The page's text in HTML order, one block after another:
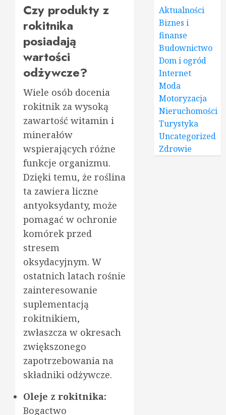
Czy produkty z
rokitnika
posiadają
wartości
odżywcze?
Wiele osób docenia
rokitnik za wysoką
zawartość witamin i
minerałów
wspierających różne
funkcje organizmu.
Dzięki temu, że roślina
ta zawiera liczne
antyoksydanty, może
pomagać w ochronie
komórek przed
stresem
oksydacyjnym. W
ostatnich latach rośnie
zainteresowanie
suplementacją
rokitnikiem,
zwłaszcza w okresach
zwiększonego
zapotrzebowania na
składniki odżywcze.
Oleje z rokitnika:
Bogactwo
Aktualności
Biznes i
finanse
Budownictwo
Dom i ogród
Internet
Moda
Motoryzacja
Nieruchomości
Turystyka
Uncategorized
Zdrowie